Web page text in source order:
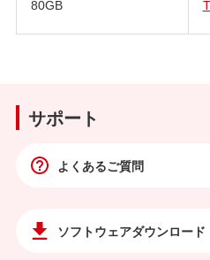
80GB
サポート
よくあるご質問
ソフトウェアダウンロード